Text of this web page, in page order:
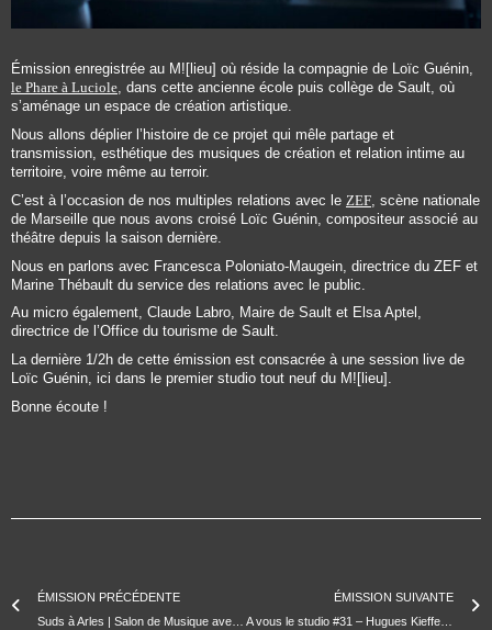
Émission enregistrée au M![lieu] où réside la compagnie de Loïc Guénin,
le Phare à Luciole, dans cette ancienne école puis collège de Sault, où
s’aménage un espace de création artistique.
Nous allons déplier l’histoire de ce projet qui mêle partage et
transmission, esthétique des musiques de création et relation intime au
territoire, voire même au terroir.
C’est à l’occasion de nos multiples relations avec le ZEF , scène nationale
de Marseille que nous avons croisé Loïc Guénin, compositeur associé au
théâtre depuis la saison dernière.
Nous en parlons avec Francesca Poloniato-Maugein, directrice du ZEF et
Marine Thébault du service des relations avec le public.
Au micro également, Claude Labro, Maire de Sault et Elsa Aptel,
directrice de l’Office du tourisme de Sault.
La dernière 1/2h de cette émission est consacrée à une session live de
Loïc Guénin, ici dans le premier studio tout neuf du M![lieu].
Bonne écoute !
ÉMISSION PRÉCÉDENTE
ÉMISSION SUIVANTE
A vous le studio #31 – Hugues Kieffer et Raphaël Imbert